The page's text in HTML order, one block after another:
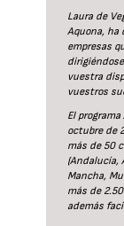
Laura de
Aquona, ha
empresas
vuestra
vuestros
El
octubre de
más de 50
(Andalucía,
Mancha,
más de
además